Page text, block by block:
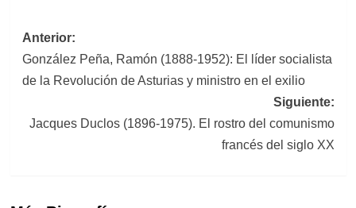
Navegación
de
Anterior:
González Peña, Ramón (1888-1952): El líder socialista
de la Revolución de Asturias y ministro en el exilio
Siguiente:
Jacques Duclos (1896-1975). El rostro del comunismo
francés del siglo XX